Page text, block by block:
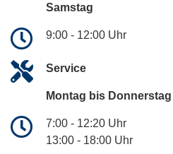
Samstag
9:00 - 12:00 Uhr
Service
Montag bis Donnerstag
7:00 - 12:20 Uhr
13:00 - 18:00 Uhr